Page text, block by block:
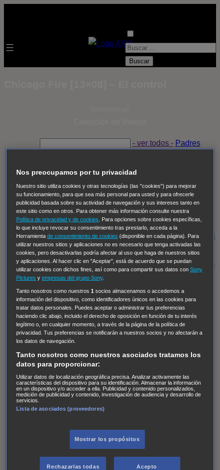
B
- ver todos - Padres
Despedida Salvaje Despedida Salvaje
Thomas, el ojo del FBI
Pan Am
Dawson crece
Insomnia El Guardián The Blacklist Cinco en familia
Hudson & Rex Diez libras y un sueño Mr Loverman
Regreso al futuro III NUEVE CUERPOS Los últimos
caballeros Tormenta infinita Sing Street Cobra Kai
Tom
y Lola High Country Los casos de Susan Ryeland:
Moonflower Murders Twisted Metal Mentes Criminales:
Evolution Terapia de Choque
Hailey Dean Without Sin: Libre de Culpa Morbius
NCIS: Nueva Orleans Pandora En fuera de juego
The Shield: Al margen de la ley Duplicated Preacher
The Killing Kind Intersecciones DOC Bite Club
Chicago Fire
de personas desaparecidas Mad Dogs La Sustituta
Ladrón de guante blanco
AXN Masters of Sex Three PinesAccused CarterAlice
Nevers Crossing Lines Einstein Sobrenatural Cómo
defender a un asesino
Reckoning: Ajuste de Cuentas
Wild Bill Mentes Criminales
Nos preocupamos por tu privacidad
Nuestro sitio utiliza cookies y otras tecnologías (las "cookies") para mejorar
su funcionamiento, para que sea más personal para usted y para ofrecerle
publicidad basada sobre su actividad de navegación y sus intereses tanto en
este sitio como en otros. Para obtener más información consulte nuestra
Política de privacidad y de cookies
. Para opciones sobre cookies específicas,
lo que incluye revocar su consentimiento tras prestarlo, acceda a la
Herramientade consentimiento de cookies (disponible en cada página). Para
utilizar nuestros sitios y aplicaciones no es necesario que tenga activadas las
cookies, pero desactivarlas podría afectar al uso que haga de nuestros sitios
y aplicaciones. Al hacer clic en "Aceptar", está de acuerdo que se puedan
utilizar cookies con dichos fines, así como para compartir sus datos conSony
Pictures yempresas del grupo Sony.
Tanto nosotros como nuestros1 socios almacenamos o accedemos a
información del dispositivo, como identificadores únicos en las cookies para
tratar datos personales. Puedes aceptar o administrar tus preferencias
haciendo clic abajo, incluido el derecho de oposición en función de tu interés
legítimo o, en cualquier momento, a través de la página de la política de
privacidad. Tus preferencias se notificarán a nuestros socios y no afectarán a
los datos de navegación.
Tanto nosotros como nuestros asociados tratamos los
datos para proporcionar:
Utilizar datos de localización geográfica precisa. Analizar activamente las
características del dispositivo para su identificación. Almacenar la información
en un dispositivo y/o acceder a ella. Publicidad y contenido personalizados,
medición de publicidad y contenido, investigación de audiencia y desarrollo de
servicios.
Lista de asociados (proveedores)
Mostrar los propósitos
Rechazarlas todas Acepto